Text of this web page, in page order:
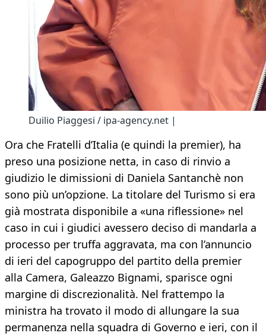
Duilio Piaggesi / ipa-agency.net |
Ora che Fratelli d’Italia (e quindi la premier), ha
preso una posizione netta, in caso di rinvio a
giudizio le dimissioni di Daniela Santanchè non
sono più un’opzione. La titolare del Turismo si era
già mostrata disponibile a «una riflessione» nel
caso in cui i giudici avessero deciso di mandarla a
processo per truffa aggravata, ma con l’annuncio
di ieri del capogruppo del partito della premier
alla Camera, Galeazzo Bignami, sparisce ogni
margine di discrezionalità. Nel frattempo la
ministra ha trovato il modo di allungare la sua
permanenza nella squadra di Governo e ieri, con il